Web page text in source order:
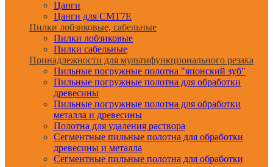
Цанги
Цанги для CMT7E
Пилки лобзиковые, сабельные
Пилки лобзиковые
Пилки сабельные
Принадлежности для мультифункционального резака
Пильные погружные полотна "японский зуб"
Пильные погружные полотна для обработки
древесины
Пильные погружные полотна для обработки
металла и древесины
Полотна для удаления раствора
Сегментные пильные полотна для обработки
древесины и металла
Сегментные пильные полотна для обработки